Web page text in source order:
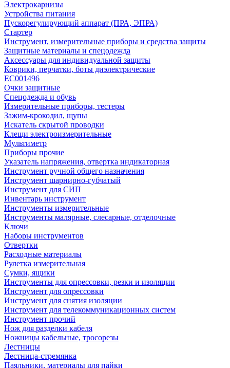
Электрокарнизы
Устройства питания
Пускорегулирующий аппарат (ПРА, ЭПРА)
Стартер
Инструмент, измерительные приборы и средства защиты
Защитные материалы и спецодежда
Аксессуары для индивидуальной защиты
Коврики, перчатки, боты диэлектрические
EC001496
Очки защитные
Спецодежда и обувь
Измерительные приборы, тестеры
Зажим-крокодил, щупы
Искатель скрытой проводки
Клещи электроизмерительные
Мультиметр
Приборы прочие
Указатель напряжения, отвертка индикаторная
Инструмент ручной общего назначения
Инструмент шарнирно-губчатый
Инструмент для СИП
Инвентарь инструмент
Инструменты измерительные
Инструменты малярные, слесарные, отделочные
Ключи
Наборы инструментов
Отвертки
Расходные материалы
Рулетка измерительная
Сумки, ящики
Инструменты для опрессовки, резки и изоляции
Инструмент для опрессовки
Инструмент для снятия изоляции
Инструмент для телекоммуникационных систем
Инструмент прочий
Нож для разделки кабеля
Ножницы кабельные, тросорезы
Лестницы
Лестница-стремянка
Паяльники, материалы для пайки